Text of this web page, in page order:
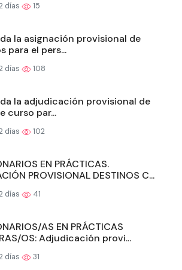
días 15
la asignación provisional de
para el pers...
días 108
la adjudicación provisional de
curso par...
días 102
EN PRÁCTICAS.
PROVISIONAL DESTINOS C...
días 41
AS EN PRÁCTICAS
OS: Adjudicación provi...
días 31